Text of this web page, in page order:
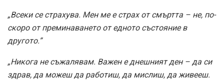
„Всеки се страхува. Мен ме е страх от смъртта – не, по-
скоро от преминаването от едното състояние в
другото.”
„Никога не съжалявам. Важен е днешният ден – да си
здрав, да можеш да работиш, да мислиш, да живееш.